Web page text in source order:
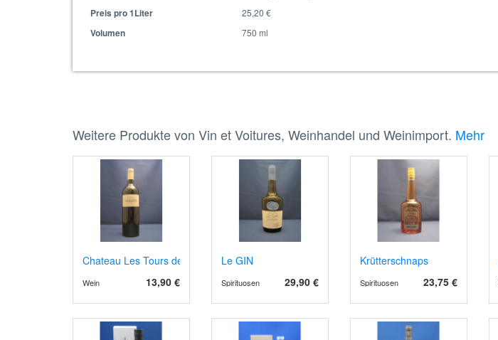
Preis pro 1Liter
25,20 €
Volumen
750 ml
Weitere Produkte von Vin et Voitures, Weinhandel und Weinimport. Mehr
Chateau Les Tours des Verdots AOPCotes de Bergerac 2021 rot, Barrique
13,90 €
Wein
Le GIN
29,90 €
Spirituosen
Krütterschnaps
23,75 €
Spirituosen